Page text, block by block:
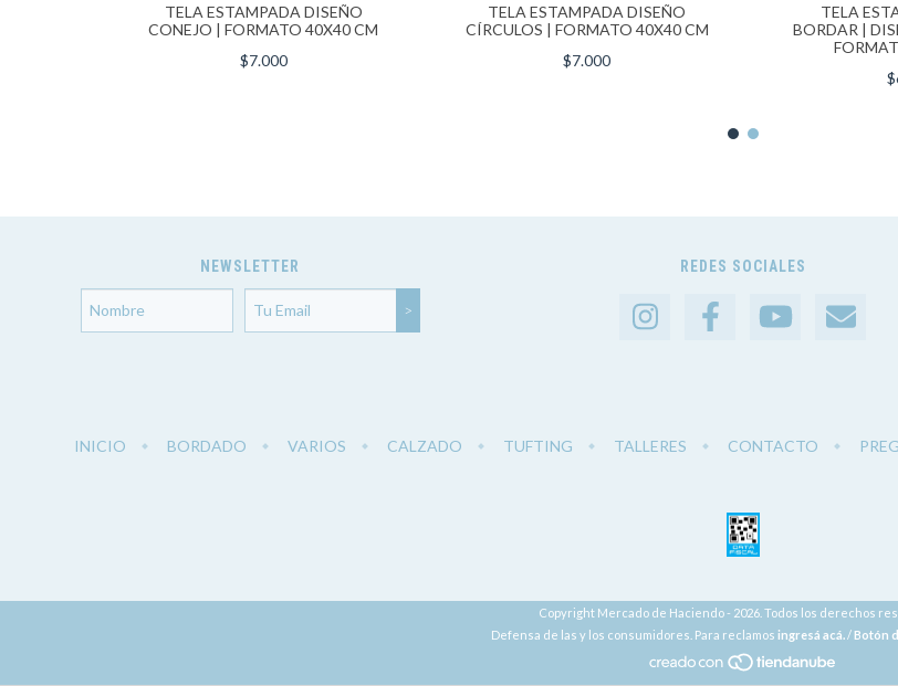
TELA ESTAMPADA DISEÑO
CONEJO | FORMATO 40X40 CM
$7.000
TELA ESTAMPADA DISEÑO
CÍRCULOS | FORMATO 40X40 CM
$7.000
TELA
BORDAR |
NEWSLETTER REDES SOCIALES
INICIO BORDADO VARIOS CALZADO TUFTING TALLERES CONTACTO
Copyright Mercado de Haciendo - 2026. Todos los derechos
Defensa de las y los consumidores. Para reclamos ingresá acá. /Botón